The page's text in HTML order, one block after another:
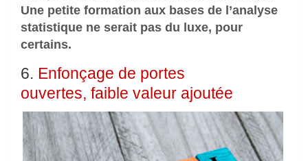
Une petite formation aux bases de l’analyse
statistique ne serait pas du luxe, pour
certains.
6. Enfonçage de portes
ouvertes, faible valeur ajoutée